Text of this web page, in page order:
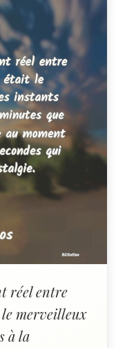
réel entre
le merveilleux
à la